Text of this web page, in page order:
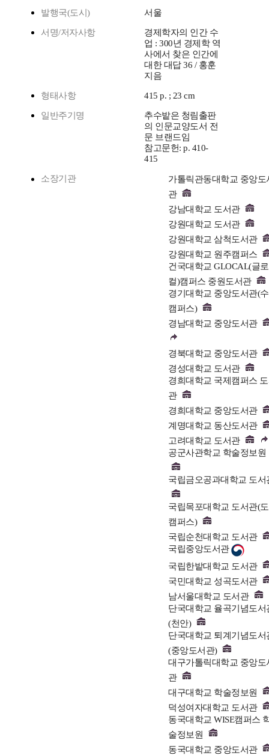
발행국(도시) 서울
서명/저자사항
경제학자의 인간 수
업 : 300년 경제학 역
사에서 찾은 인간에
대한 대답 36 / 홍훈
지음
형태사항 415 p. ; 23 cm
일반주기명
추수밭은 청림출판
의 인문교양도서 전
문 브랜드임
참고문헌: p. 410-
415
소장기관
가톨릭관동대학교 중앙도
관
강남대학교 도서관
강원대학교 도서관
강원대학교 삼척도서관
강원대학교 원주캠퍼스
건국대학교 GLOCAL(글로
컬)캠퍼스 중원도서관
경기대학교 중앙도서관(
캠퍼스)
경남대학교 중앙도서관
경북대학교 중앙도서관
경성대학교 도서관
경희대학교 국제캠퍼스
관
경희대학교 중앙도서관
계명대학교 동산도서관
고려대학교 도서관
공군사관학교 학술정보원
국립금오공과대학교 도서
국립목포대학교 도서관(
캠퍼스)
국립순천대학교 도서관
국립중앙도서관
국립한밭대학교 도서관
국민대학교 성곡도서관
남서울대학교 도서관
단국대학교 율곡기념도서
(천안)
단국대학교 퇴계기념도서
(중앙도서관)
대구가톨릭대학교 중앙도
관
대구대학교 학술정보원
덕성여자대학교 도서관
동국대학교 WISE캠퍼스
술정보원
동국대학교 중앙도서관